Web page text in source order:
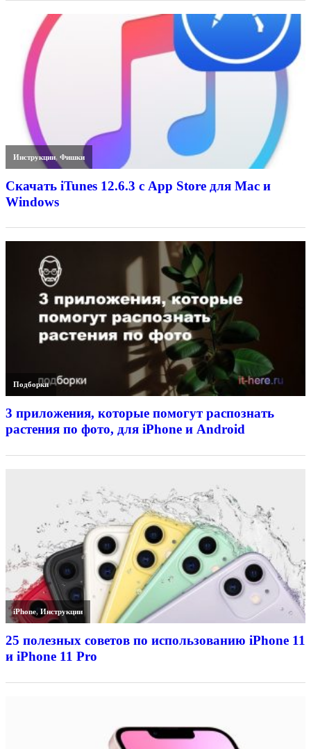
Инструкции,Фишки
Скачать iTunes 12.6.3 с App Store для Mac и
Windows
Подборки
3 приложения, которые помогут распознать
растения по фото, для iPhone и Android
iPhone,Инструкции
25 полезных советов по использованию iPhone 11
и iPhone 11 Pro